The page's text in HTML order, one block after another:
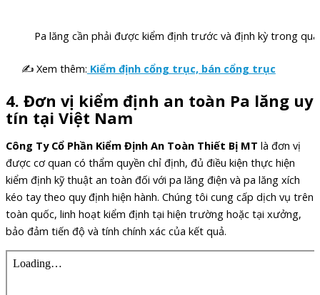
Pa lăng cần phải được kiểm định trước và định kỳ trong
✍ Xem thêm: Kiểm định cổng trục, bán cổng trục
4. Đơn vị kiểm định an toàn Pa lăng uy
tín tại Việt Nam
Công Ty Cổ Phần Kiểm Định An Toàn Thiết Bị MT là đơn vị
được cơ quan có thẩm quyền chỉ định, đủ điều kiện thực hiện
kiểm định kỹ thuật an toàn đối với pa lăng điện và pa lăng xích
kéo tay theo quy định hiện hành. Chúng tôi cung cấp dịch vụ trên
toàn quốc, linh hoạt kiểm định tại hiện trường hoặc tại xưởng,
bảo đảm tiến độ và tính chính xác của kết quả.